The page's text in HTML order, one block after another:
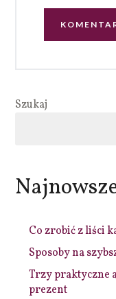
Szukaj
Co zrobić z liści
Sposoby na
Trzy praktyczne
prezent